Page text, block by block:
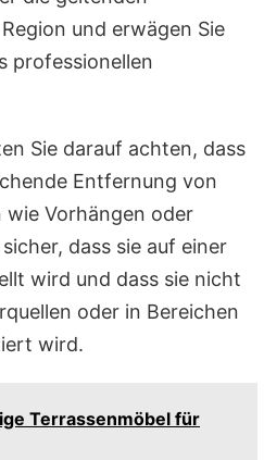
und erwägen Sie
professionellen
Sie darauf achten, dass
Entfernung von
Vorhängen oder
dass sie auf einer
wird und dass sie nicht
oder in Bereichen
wird.
Terrassenmöbel für